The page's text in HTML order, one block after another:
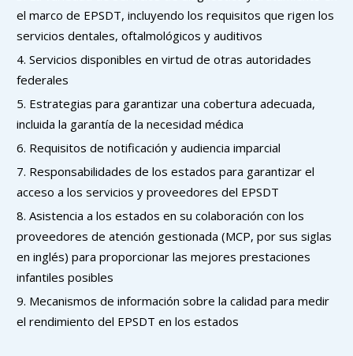
el marco de EPSDT, incluyendo los requisitos que rigen los
servicios dentales, oftalmológicos y auditivos
Servicios disponibles en virtud de otras autoridades
federales
Estrategias para garantizar una cobertura adecuada,
incluida la garantía de la necesidad médica
Requisitos de notificación y audiencia imparcial
Responsabilidades de los estados para garantizar el
acceso a los servicios y proveedores del EPSDT
Asistencia a los estados en su colaboración con los
proveedores de atención gestionada (MCP, por sus siglas
en inglés) para proporcionar las mejores prestaciones
infantiles posibles
Mecanismos de información sobre la calidad para medir
el rendimiento del EPSDT en los estados